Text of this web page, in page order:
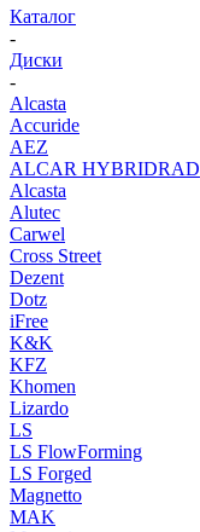
Каталог
-
Диски
-
Alcasta
Accuride
AEZ
ALCAR HYBRIDRAD
Alcasta
Alutec
Carwel
Cross Street
Dezent
Dotz
iFree
K&K
KFZ
Khomen
Lizardo
LS
LS FlowForming
LS Forged
Magnetto
MAK